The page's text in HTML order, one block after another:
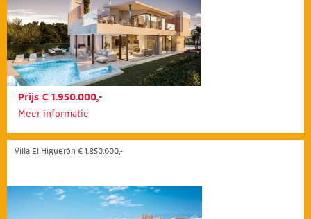
Prijs € 1.950.000,-
Meer informatie
Villa El Higuerón € 1.850.000,-